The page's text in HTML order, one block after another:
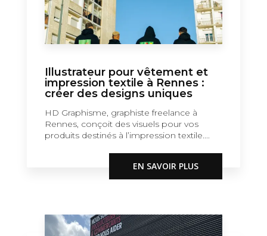
Illustrateur pour vêtement et
impression textile à Rennes :
créer des designs uniques
HD Graphisme, graphiste freelance à
Rennes, conçoit des visuels pour vos
produits destinés à l’impression textile....
EN SAVOIR PLUS